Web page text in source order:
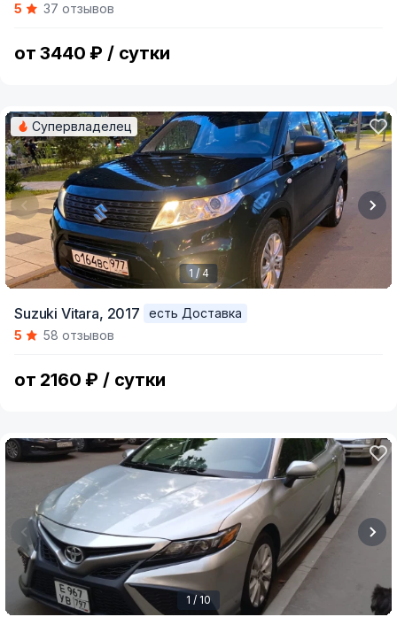
of5
37 отзывов
от 3440 ₽ / сутки
of
Супервладелец
1 / 4
Suzuki Vitara, 2017
есть Доставка
5
58 отзывов
от 2160 ₽ / сутки
1 / 10